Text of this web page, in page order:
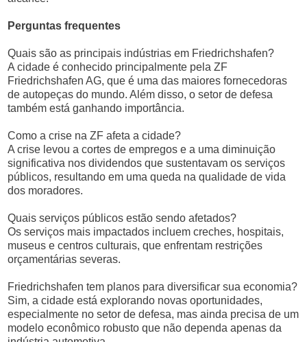
Perguntas frequentes
Quais são as principais indústrias em Friedrichshafen?
A cidade é conhecido principalmente pela ZF
Friedrichshafen AG, que é uma das maiores fornecedoras
de autopeças do mundo. Além disso, o setor de defesa
também está ganhando importância.
Como a crise na ZF afeta a cidade?
A crise levou a cortes de empregos e a uma diminuição
significativa nos dividendos que sustentavam os serviços
públicos, resultando em uma queda na qualidade de vida
dos moradores.
Quais serviços públicos estão sendo afetados?
Os serviços mais impactados incluem creches, hospitais,
museus e centros culturais, que enfrentam restrições
orçamentárias severas.
Friedrichshafen tem planos para diversificar sua economia?
Sim, a cidade está explorando novas oportunidades,
especialmente no setor de defesa, mas ainda precisa de um
modelo econômico robusto que não dependa apenas da